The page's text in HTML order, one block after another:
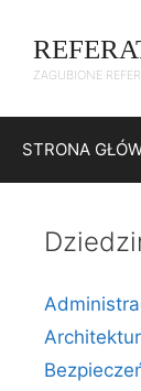
treściZAGUBIONE
STRONA